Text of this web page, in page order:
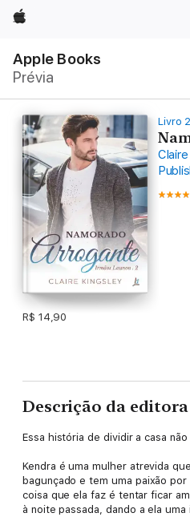
Apple
Apple Books
Prévia
Nav
Abrir
menu
Livro
R$ 14,90
Descrição da editora
Essa história de dividir a casa
Kendra é uma mulher atrevida
bagunçado e tem uma paixão
coisa que ela faz é tentar ficar
à noite passada, dando a ela